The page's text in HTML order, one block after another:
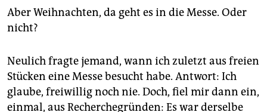
Aber Weihnachten, da geht es in die Messe. Oder
nicht?
Neulich fragte jemand, wann ich zuletzt aus freien
Stücken eine Messe besucht habe. Antwort: Ich
glaube, freiwillig noch nie. Doch, fiel mir dann ein,
einmal, aus Recherchegründen: Es war derselbe